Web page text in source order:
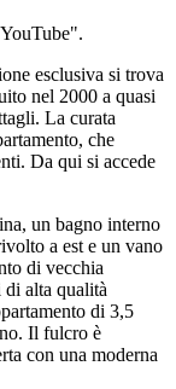
esclusiva si trova
nel 2000 a quasi
La curata
che
Da qui si accede
un bagno interno
a est e un vano
di vecchia
alta qualità
di 3,5
Il fulcro è
con una moderna